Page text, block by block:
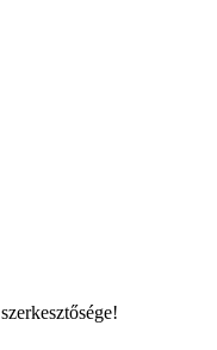
szerkesztősége!